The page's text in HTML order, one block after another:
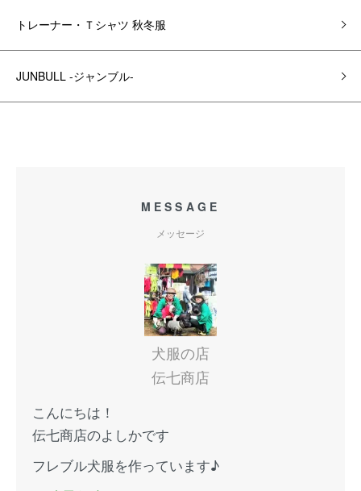
トレーナー・Ｔシャツ 秋冬服
JUNBULL -ジャンブル-
MESSAGE
メッセージ
犬服の店
伝七商店
こんにちは！
伝七商店のよしかです
フレブル犬服を作っています♪